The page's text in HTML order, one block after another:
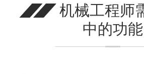
机械工程师
中的功能